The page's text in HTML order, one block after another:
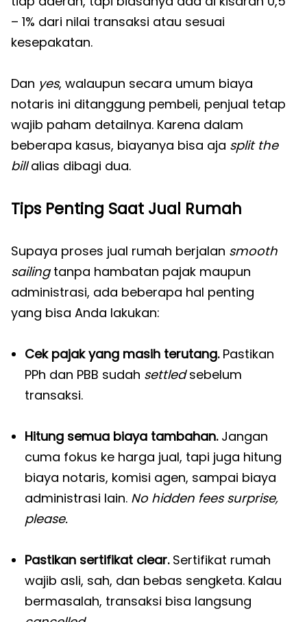
– 1% dari nilai transaksi atau sesuai
kesepakatan.
Dan yes, walaupun secara umum biaya
notaris ini ditanggung pembeli, penjual tetap
wajib paham detailnya. Karena dalam
beberapa kasus, biayanya bisa aja split the
billalias dibagi dua.
Tips Penting Saat Jual Rumah
Supaya proses jual rumah berjalan smooth
sailingtanpa hambatan pajak maupun
administrasi, ada beberapa hal penting
yang bisa Anda lakukan:
Cek pajak yang masih terutang.Pastikan
PPh dan PBB sudah settledsebelum
transaksi.
Hitung semua biaya tambahan.Jangan
cuma fokus ke harga jual, tapi juga hitung
biaya notaris, komisi agen, sampai biaya
administrasi lain. No hidden fees surprise,
please.
Pastikan sertifikat clear.Sertifikat rumah
wajib asli, sah, dan bebas sengketa. Kalau
bermasalah, transaksi bisa langsung